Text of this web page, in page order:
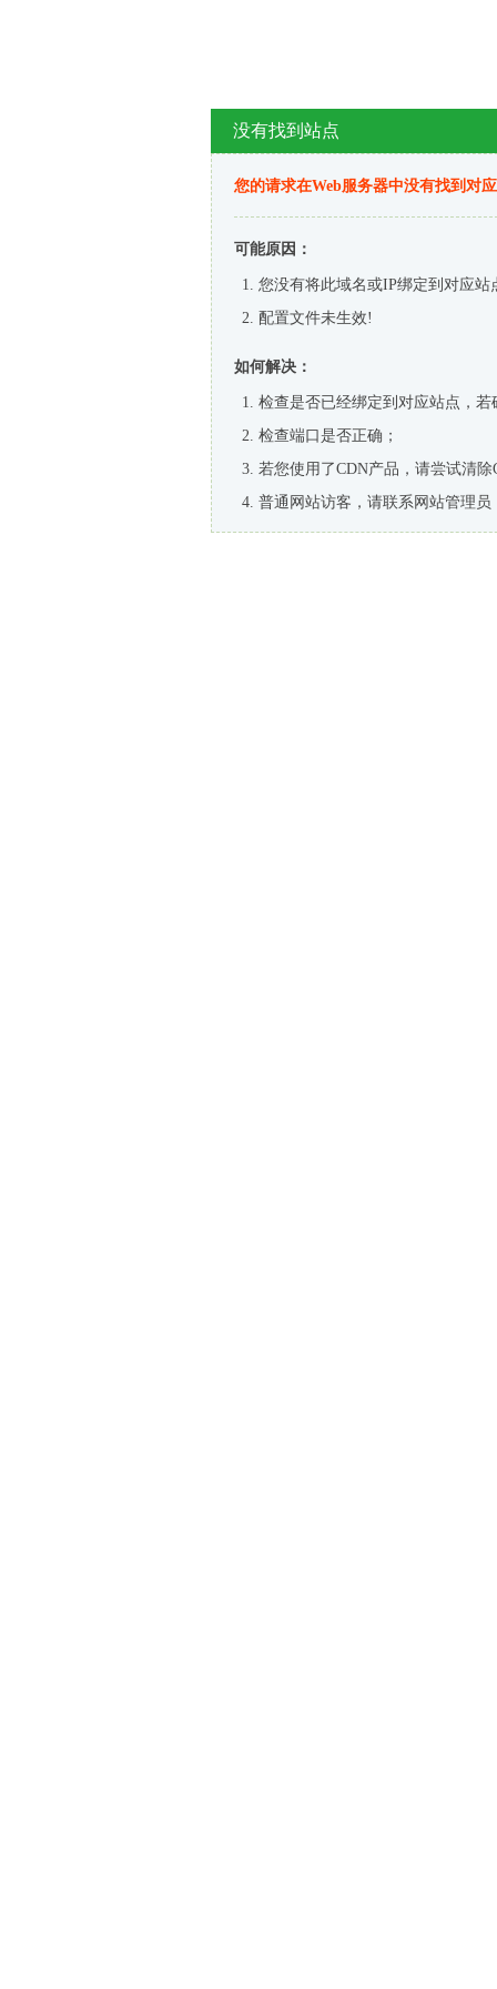
没有找到站点
您的请求在Web服务器中没有找到对
可能原因：
您没有将此域名或IP绑定到对应站
配置文件未生效!
如何解决：
检查是否已经绑定到对应站点，
检查端口是否正确；
若您使用了CDN产品，请尝试清除
普通网站访客，请联系网站管理员